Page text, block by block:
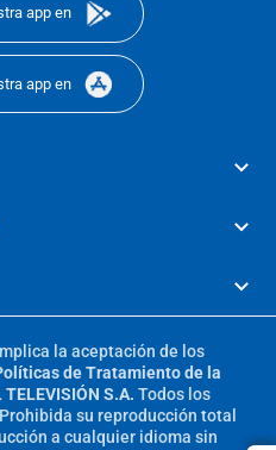
app en
app en
la aceptación de los
de Tratamiento de la
TELEVISIÓN S.A. Todos los
su reproducción total
a cualquier idioma sin